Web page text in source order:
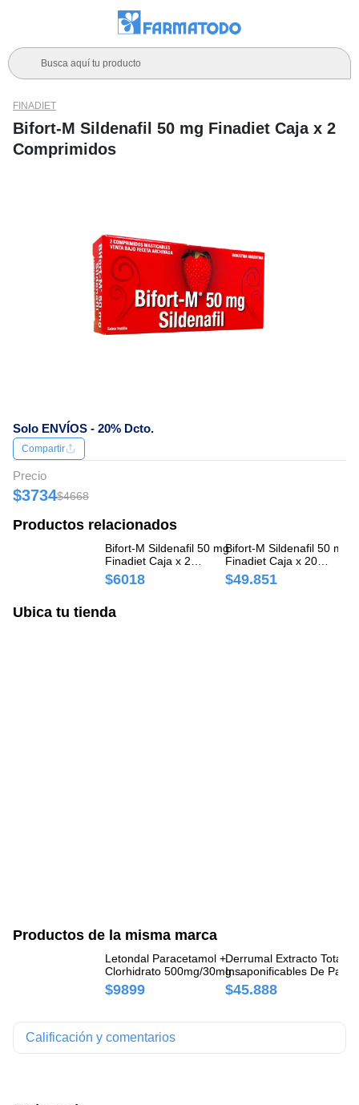
Busca aquí tu producto
Solo ENVÍOS - 20% Dcto.
FINADIET
Bifort-M Sildenafil 50 mg Finadiet Caja x 2
Comprimidos
Compartir
Precio
$3734$4668
Productos relacionados
Bifort-M Sildenafil 50 mg
Finadiet Caja x 2
Comprimidos
$6018
Bifort-M Sildenafil 50 mg
Finadiet Caja x 20
Comprimidos
$49.851
Ubica tu tienda
Productos de la misma marca
Letondal Paracetamol +
Clorhidrato 500mg/30mg
Finadiet Caja x 10
Comprimidos
$9899
Derrumal Extracto Total
Insaponificables De Palta-
Soja 300 mg Finadiet
30 Cápsulas
$45.888
Calificación y comentarios